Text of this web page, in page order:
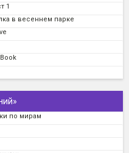
1
в весеннем парке
по мирам